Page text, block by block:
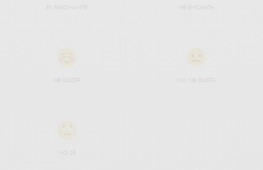
ES FASCINANTE ME ENCANTA
ME GUSTA NO ME GUSTA
NO SÉ